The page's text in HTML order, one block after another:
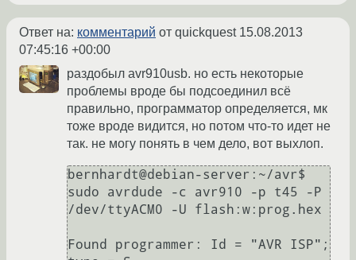
Ответ на: комментарий от quickquest 15.08.2013
07:45:16 +00:00
раздобыл avr910usb. но есть некоторые
проблемы вроде бы подсоединил всё
правильно, программатор определяется, мк
тоже вроде видится, но потом что-то идет не
так. не могу понять в чем дело, вот выхлоп.
bernhardt@debian-server:~/avr$
sudo avrdude -c avr910 -p t45 -P
/dev/ttyACM0 -U flash:w:prog.hex
Found programmer: Id = "AVR ISP";